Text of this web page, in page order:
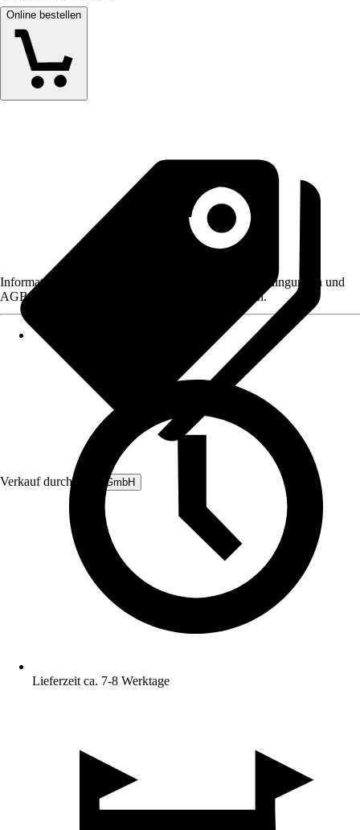
Online bestellen
Verkauf durch: B&L GmbH
Informationen des Verkäufers, wie z. B. Rückgabebedingungen und
AGB, finden Sie bei Klick auf den Verkäufernamen.
Lieferzeit ca. 7-8 Werktage